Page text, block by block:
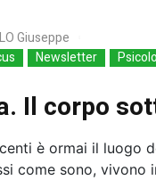
Giuseppe
Newsletter
Il corpo
è ormai il luogo
come sono, vivono